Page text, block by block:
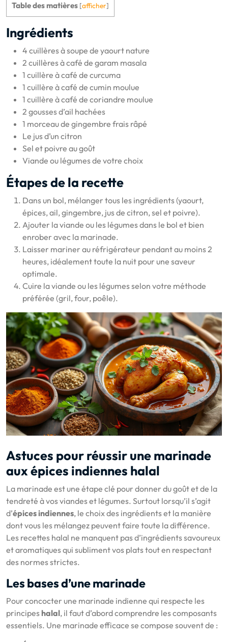
Table des matières [afficher]
Ingrédients
4 cuillères à soupe de yaourt nature
2 cuillères à café de garam masala
1 cuillère à café de curcuma
1 cuillère à café de cumin moulue
1 cuillère à café de coriandre moulue
2 gousses d’ail hachées
1 morceau de gingembre frais râpé
Le jus d’un citron
Sel et poivre au goût
Viande ou légumes de votre choix
Étapes de la recette
Dans un bol, mélanger tous les ingrédients (yaourt,
épices, ail, gingembre, jus de citron, sel et poivre).
Ajouter la viande ou les légumes dans le bol et bien
enrober avec la marinade.
Laisser mariner au réfrigérateur pendant au moins 2
heures, idéalement toute la nuit pour une saveur
optimale.
Cuire la viande ou les légumes selon votre méthode
préférée (gril, four, poêle).
Astuces pour réussir une marinade
aux épices indiennes halal
La marinade est une étape clé pour donner du goût et de la
tendreté à vos viandes et légumes. Surtout lorsqu’il s’agit
d’épices indiennes, le choix des ingrédients et la manière
dont vous les mélangez peuvent faire toute la différence.
Les recettes halal ne manquent pas d’ingrédients savoureux
et aromatiques qui subliment vos plats tout en respectant
des normes strictes.
Les bases d’une marinade
Pour concocter une marinade indienne qui respecte les
principes halal, il faut d’abord comprendre les composants
essentiels. Une marinade efficace se compose souvent de :